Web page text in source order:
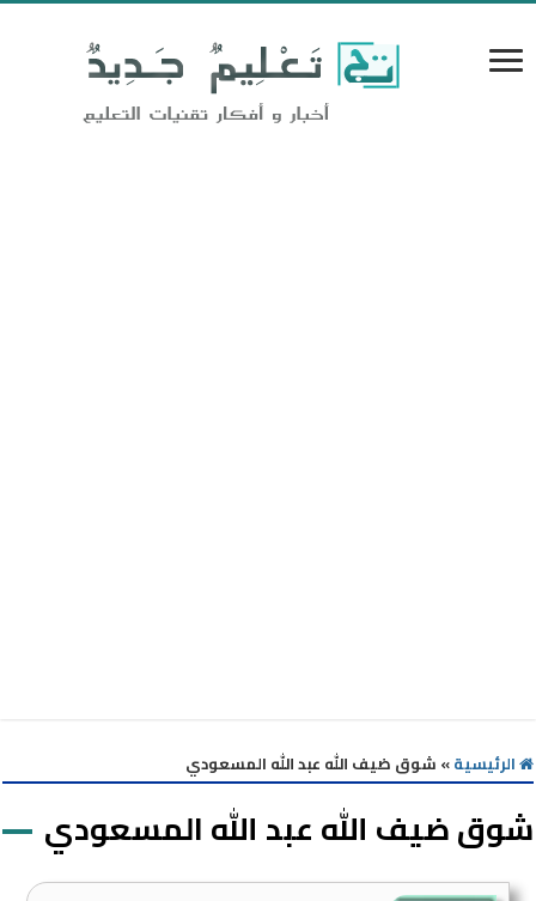
الرئيسية» شوق ضيف الله عبد الله المسعودي
شوق ضيف الله عبد الله المسعودي